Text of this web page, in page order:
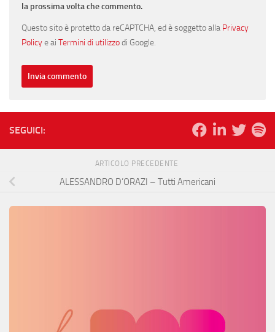
la prossima volta che commento.
Questo sito è protetto da reCAPTCHA, ed è soggetto alla Privacy
Policye ai Termini di utilizzodi Google.
SEGUICI:
ARTICOLO PRECEDENTE
ALESSANDRO D’ORAZI – Tutti Americani